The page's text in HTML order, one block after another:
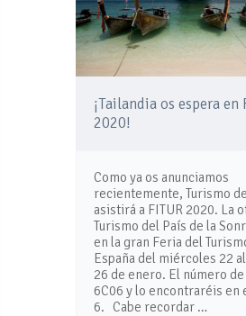
¡Tailandia os espera en
2020!
Como ya os anunciamos
recientemente, Turismo
asistirá a FITUR 2020. La
Turismo del País de la
en la gran Feria del
España del miércoles 22
26 de enero. El número de
6C06 y lo encontraréis en
6. Cabe recordar …